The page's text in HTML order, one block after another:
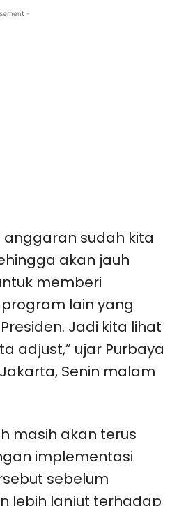
-
anggaran sudah kita
akan jauh
memberi
lain yang
Jadi kita lihat
adjust,” ujar Purbaya
Senin malam
masih akan terus
implementasi
sebelum
lebih lanjut terhadap